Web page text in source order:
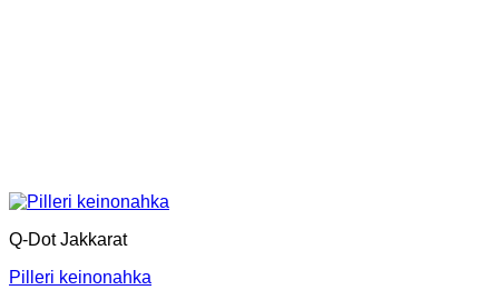
Q-Dot Jakkarat
Pilleri keinonahka